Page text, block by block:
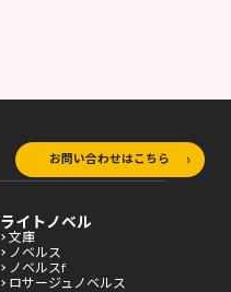
お問い合わせはこちら
ライトノベル
文庫
ノベルス
ノベルスf
ロサージュノベルス